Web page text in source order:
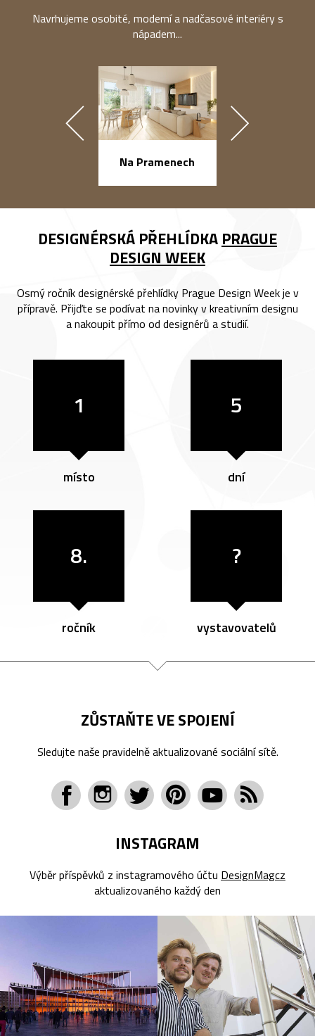
Navrhujeme osobité, moderní a nadčasové interiéry s
nápadem...
Na Pramenech
DESIGNÉRSKÁ PŘEHLÍDKA PRAGUE
DESIGN WEEK
Osmý ročník designérské přehlídky Prague Design Week je v
přípravě. Přijďte se podívat na novinky v kreativním designu
a nakoupit přímo od designérů a studií.
1
místo
5
dní
8.
ročník
?
vystavovatelů
ZŮSTAŇTE VE SPOJENÍ
Sledujte naše pravidelně aktualizované sociální sítě.
INSTAGRAM
Výběr příspěvků z instagramového účtu DesignMagcz
aktualizovaného každý den